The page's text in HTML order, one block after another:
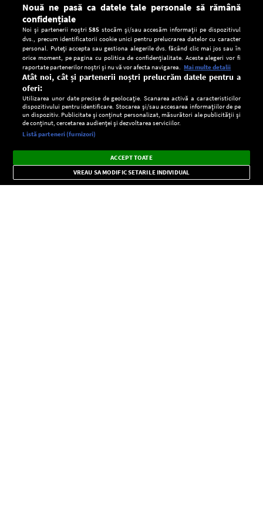
CONFIDENŢIALITATE
Setări:
Dark
Mode
Radio live, podcasturi, știri și alerte
importante.
×
Nouă ne pasă ca datele tale personale să rămână
confidențiale
Noi și partenerii noștri585 stocăm și/sau accesăm informații pe dispozitivul
dvs., precum identificatorii cookie unici pentru prelucrarea datelor cu caracter
personal. Puteți accepta sau gestiona alegerile dvs. făcând clic mai jos sau în
orice moment, pe pagina cu politica de confidențialitate. Aceste alegeri vor fi
raportate partenerilor noștri și nu vă vor afecta navigarea. Mai multe detalii
Atât noi, cât și partenerii noștri prelucrăm datele pentru a
oferi:
Utilizarea unor date precise de geolocație. Scanarea activă a caracteristicilor
dispozitivului pentru identificare. Stocarea și/sau accesarea informațiilor de pe
un dispozitiv. Publicitate și conținut personalizat, măsurători ale publicității și
de conținut, cercetarea audienței și dezvoltarea serviciilor.
Listă parteneri (furnizori)
ACCEPT TOATE
VREAU SA MODIFIC SETARILE INDIVIDUAL